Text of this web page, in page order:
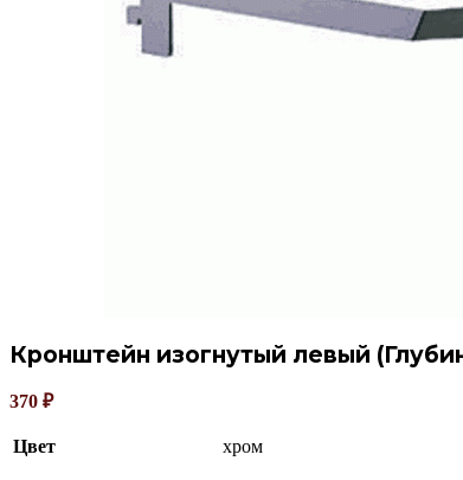
Кронштейн изогнутый левый
370 ₽
Цвет хром